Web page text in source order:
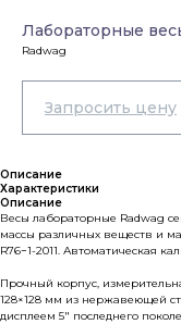
Лабораторные
Radwag
Описание
Характеристики
Описание
Весы лабораторные Radwag
массы различных веществ и
R76−1-2011. Автоматическая
Прочный корпус,
128×128 мм из нержавеющей
дисплеем 5″ последнего